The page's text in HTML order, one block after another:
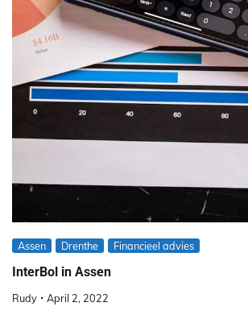
Assen Drenthe Financieel advies
InterBol in Assen
Rudy April 2, 2022